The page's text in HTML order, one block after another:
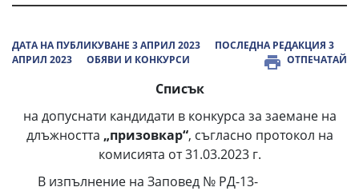
ДАТА НА ПУБЛИКУВАНЕ 3 АПРИЛ 2023
ПОСЛЕДНА РЕДАКЦИЯ 3
АПРИЛ 2023
ОБЯВИ И КОНКУРСИ ОТПЕЧАТАЙ
Списък
на допуснати кандидати в конкурса за заемане на
длъжността „призовкар“, съгласно протокол на
комисията от 31.03.2023 г.
В изпълнение на Заповед № РД-13-